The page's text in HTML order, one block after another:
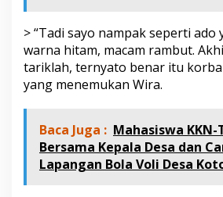
n
g
o
,
S
a
h
T
> “Tadi sayo nampak seperti
warna hitam, macam rambut.
tariklah, ternyato benar itu
yang menemukan Wira.
Baca Juga : Mahasiswa KKN-
Bersama Kepala Desa dan
Lapangan Bola Voli Desa